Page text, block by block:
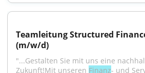
Teamleitung Structured
(m/w/d)
"...Gestalten Sie mit uns eine
Zukunft!Mit unseren Finanz- und